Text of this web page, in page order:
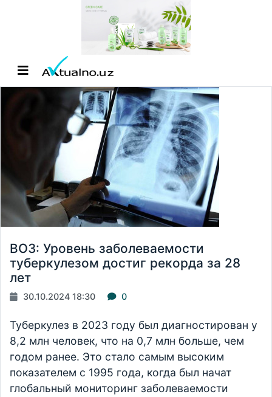
ВОЗ: Уровень заболеваемости
туберкулезом достиг рекорда за 28
лет
30.10.2024 18:30 0
Туберкулез в 2023 году был диагностирован у
8,2 млн человек, что на 0,7 млн больше, чем
годом ранее. Это стало самым высоким
показателем с 1995 года, когда был начат
глобальный мониторинг заболеваемости